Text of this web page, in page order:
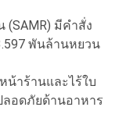
มีคำสั่ง
พันล้านหยวน
น้าร้านและไร้ใบ
ลอดภัยด้านอาหาร